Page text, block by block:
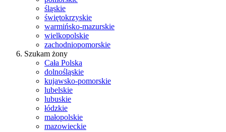
śląskie
świętokrzyskie
warmińsko-mazurskie
wielkopolskie
zachodniopomorskie
Szukam żony
Cała Polska
dolnośląskie
kujawsko-pomorskie
lubelskie
lubuskie
łódzkie
małopolskie
mazowieckie